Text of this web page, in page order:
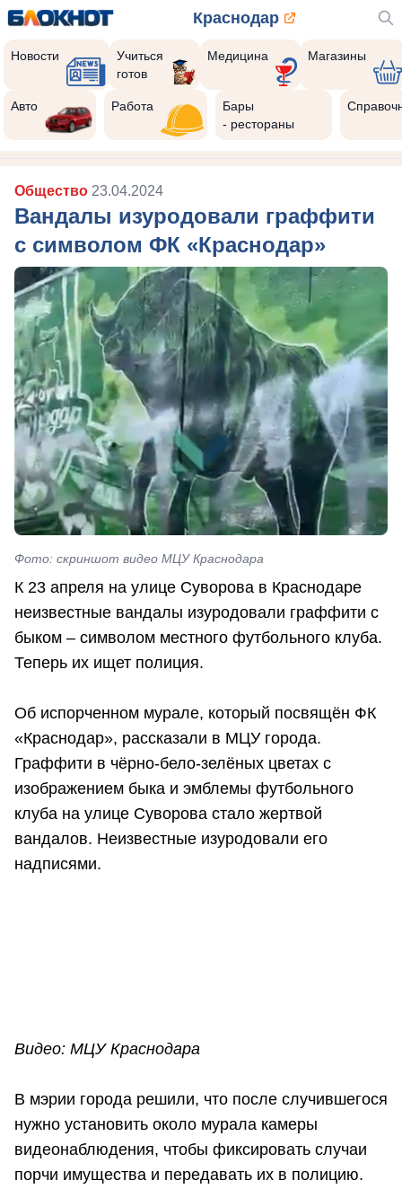
Краснодар
Новости
Учиться
готов
Медицина Магазины
Авто Работа
Бары
- рестораны
Общество 23.04.2024
Вандалы изуродовали граффити
с символом ФК «Краснодар»
Фото: скриншот видео МЦУ Краснодара
К 23 апреля на улице Суворова в Краснодаре
неизвестные вандалы изуродовали граффити с
быком – символом местного футбольного клуба.
Теперь их ищет полиция.
Об испорченном мурале, который посвящён ФК
«Краснодар», рассказали в МЦУ города.
Граффити в чёрно-бело-зелёных цветах с
изображением быка и эмблемы футбольного
клуба на улице Суворова стало жертвой
вандалов. Неизвестные изуродовали его
надписями.
Видео: МЦУ Краснодара
В мэрии города решили, что после случившегося
нужно установить около мурала камеры
видеонаблюдения, чтобы фиксировать случаи
порчи имущества и передавать их в полицию.
Реклама закроется через: